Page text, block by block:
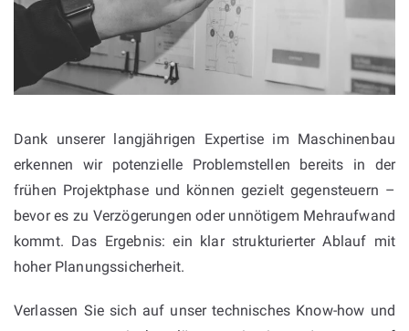
Dank unserer langjährigen Expertise im Maschinenbau
erkennen wir potenzielle Problemstellen bereits in der
frühen Projektphase und können gezielt gegensteuern –
bevor es zu Verzögerungen oder unnötigem Mehraufwand
kommt. Das Ergebnis: ein klar strukturierter Ablauf mit
hoher Planungssicherheit.
Verlassen Sie sich auf unser technisches Know-how und